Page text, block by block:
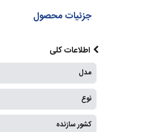
جزئیات محصول
اطلاعات کلی
مدل
نوع
کشور سازنده